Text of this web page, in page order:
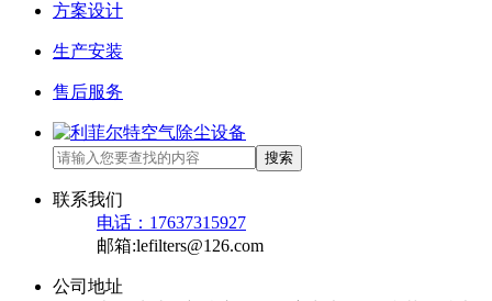
方案设计
生产安装
售后服务
搜索
联系我们
电话：17637315927
邮箱:lefilters@126.com
公司地址